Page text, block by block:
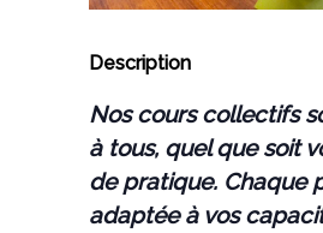
Description
Nos cours collectifs
à tous, quel que soit
de pratique. Chaque
adaptée à vos